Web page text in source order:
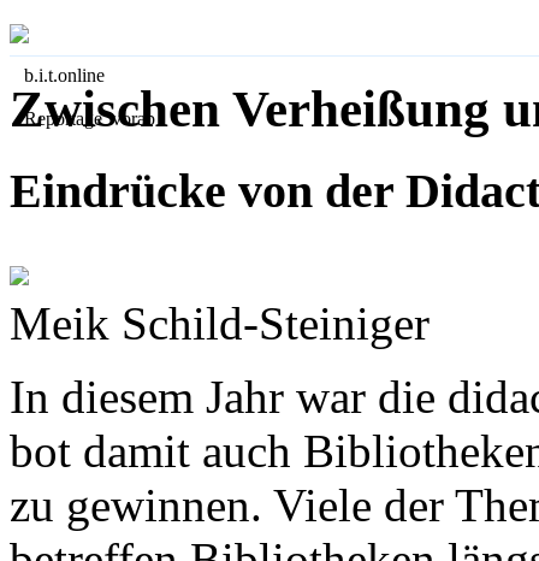
b.i.t.online
Reportage vorab
Zwischen Verheißung
Eindrücke von der
Meik Schild-Steiniger
In diesem Jahr war die
bot damit auch
zu gewinnen. Viele der